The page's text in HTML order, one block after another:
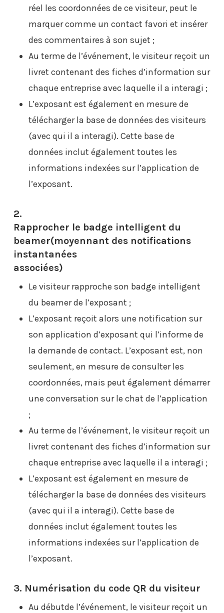
réel les coordonnées de ce visiteur, peut le
marquer comme un contact favori et insérer
des commentaires à son sujet ;
Au terme de l’événement, le visiteur reçoit un
livret contenant des fiches d’information sur
chaque entreprise avec laquelle il a interagi ;
L’exposant est également en mesure de
télécharger la base de données des visiteurs
(avec qui il a interagi). Cette base de
données inclut également toutes les
informations indexées sur l’application de
l’exposant.
2.
Rapprocher le badge intelligent du
beamer(moyennant des notifications
instantanées
associées)
Le visiteur rapproche son badge intelligent
du beamer de l’exposant ;
L’exposant reçoit alors une notification sur
son application d’exposant qui l’informe de
la demande de contact. L’exposant est, non
seulement, en mesure de consulter les
coordonnées, mais peut également démarrer
une conversation sur le chat de l’application
;
Au terme de l’événement, le visiteur reçoit un
livret contenant des fiches d’information sur
chaque entreprise avec laquelle il a interagi ;
L’exposant est également en mesure de
télécharger la base de données des visiteurs
(avec qui il a interagi). Cette base de
données inclut également toutes les
informations indexées sur l’application de
l’exposant.
3. Numérisation du code QR du visiteur
Au débutde l’événement, le visiteur reçoit un